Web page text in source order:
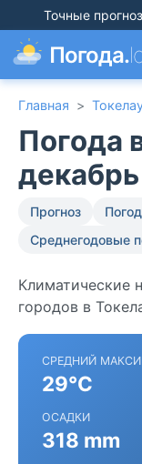
Точные
Погода.
Главная >
Погода
декабрь
Прогноз
Среднегодовые
Климатические
городов в
СРЕДНИЙ
29°C
ОСАДКИ
318 mm